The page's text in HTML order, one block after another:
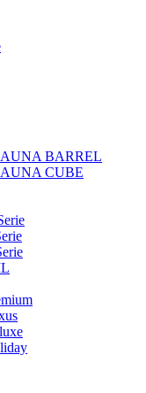
BARREL
CUBE